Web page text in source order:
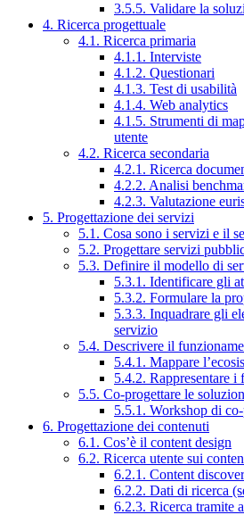
3.5.5. Validare la
4. Ricerca progettuale
4.1. Ricerca primaria
4.1.1. Interviste
4.1.2. Questionari
4.1.3. Test di usabilità
4.1.4. Web analytics
4.1.5. Strumenti di
utente
4.2. Ricerca secondaria
4.2.1. Ricerca
4.2.2. Analisi
4.2.3. Valutazione
5. Progettazione dei servizi
5.1. Cosa sono i servizi e il
5.2. Progettare servizi
5.3. Definire il modello di
5.3.1. Identificare gli
5.3.2. Formulare la
5.3.3. Inquadrare gli
servizio
5.4. Descrivere il
5.4.1. Mappare
5.4.2. Rappresentare i
5.5. Co-progettare le
5.5.1. Workshop di
6. Progettazione dei contenuti
6.1. Cos’è il content design
6.2. Ricerca utente sui
6.2.1. Content
6.2.2. Dati di ricerca
6.2.3. Ricerca tramite